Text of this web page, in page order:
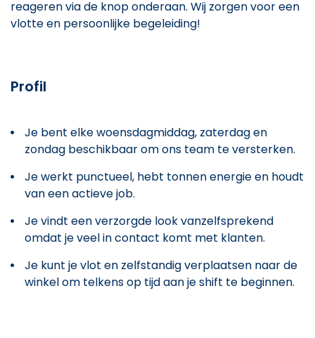
reageren via de knop onderaan. Wij zorgen voor een
vlotte en persoonlijke begeleiding!
Profil
Je bent elke woensdagmiddag, zaterdag en
zondag beschikbaar om ons team te versterken.
Je werkt punctueel, hebt tonnen energie en houdt
van een actieve job.
Je vindt een verzorgde look vanzelfsprekend
omdat je veel in contact komt met klanten.
Je kunt je vlot en zelfstandig verplaatsen naar de
winkel om telkens op tijd aan je shift te beginnen.